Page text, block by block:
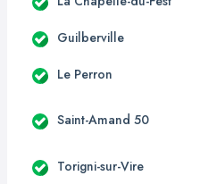
Guilberville
Le Perron
Saint-Amand 50
Torigni-sur-Vire